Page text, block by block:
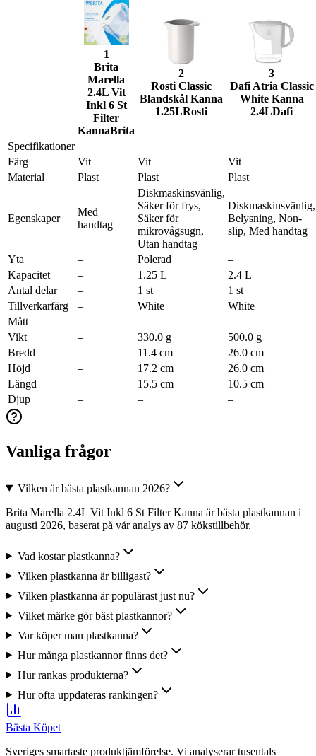
1
Brita
Marella
2.4L Vit
Inkl 6 St
Filter
KannaBrita
2
Rosti Classic
Blandskål Kanna
1.25LRosti
3
Dafi Atria Classic
White Kanna
2.4LDafi
Specifikationer
Färg
Vit Vit
Vit
Material
Plast Plast Plast
Egenskaper
Med
handtag
Diskmaskinsvänlig,
Säker för frys,
Säker för
mikrovågsugn,
Utan handtag
Diskmaskinsvänlig,
Belysning, Non-
slip, Med handtag
Yta – Polerad
–
Kapacitet
– 1.25 L
2.4 L
Antal delar
– 1 st
1 st
Tillverkarfärg
– White
White
Mått
Vikt
– 330.0 g
500.0 g
Bredd
– 11.4 cm
26.0 cm
Höjd
– 17.2 cm
26.0 cm
Längd
– 15.5 cm
10.5 cm
Djup
– – –
Vanliga frågor
Vilken är bästa plastkannan 2026?
Brita Marella 2.4L Vit Inkl 6 St Filter Kanna är bästa plastkannan i
augusti 2026, baserat på vår analys av 87 kökstillbehör.
Vad kostar plastkanna?
Vilken plastkanna är billigast?
Vilken plastkanna är populärast just nu?
Vilket märke gör bäst plastkannor?
Var köper man plastkanna?
Hur många plastkannor finns det?
Hur rankas produkterna?
Hur ofta uppdateras rankingen?
Bästa Köpet
Sveriges smartaste produktjämförelse. Vi analyserar tusentals